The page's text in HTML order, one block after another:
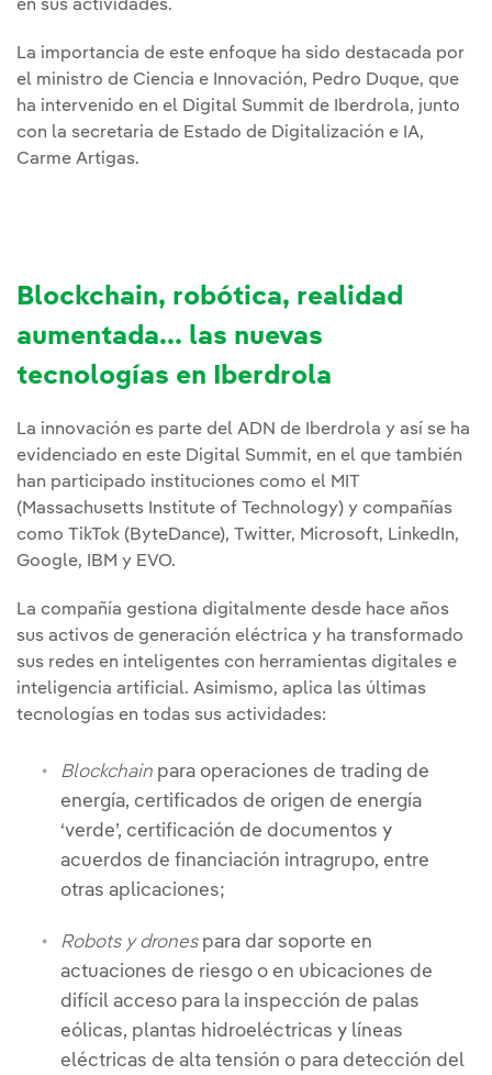
en sus actividades.
La importancia de este enfoque ha sido destacada por
el ministro de Ciencia e Innovación, Pedro Duque, que
ha intervenido en el Digital Summit de Iberdrola, junto
con la secretaria de Estado de Digitalización e IA,
Carme Artigas.
Blockchain, robótica, realidad
aumentada... las nuevas
tecnologías en Iberdrola
La innovación es parte del ADN de Iberdrola y así se ha
evidenciado en este Digital Summit, en el que también
han participado instituciones como el MIT
(Massachusetts Institute of Technology) y compañías
como TikTok (ByteDance), Twitter, Microsoft, LinkedIn,
Google, IBM y EVO.
La compañía gestiona digitalmente desde hace años
sus activos de generación eléctrica y ha transformado
sus redes en inteligentes con herramientas digitales e
inteligencia artificial. Asimismo, aplica las últimas
tecnologías en todas sus actividades:
Blockchain para operaciones de trading de
energía, certificados de origen de energía
‘verde’, certificación de documentos y
acuerdos de financiación intragrupo, entre
otras aplicaciones;
Robots y dronespara dar soporte en
actuaciones de riesgo o en ubicaciones de
difícil acceso para la inspección de palas
eólicas, plantas hidroeléctricas y líneas
eléctricas de alta tensión o para detección del